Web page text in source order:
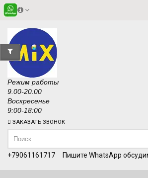
Режим работы
9.00-20.00
Воскресенье
9:00-18:00
ЗАКАЗАТЬ ЗВОНОК
+79061161717 Пишите WhatsApp